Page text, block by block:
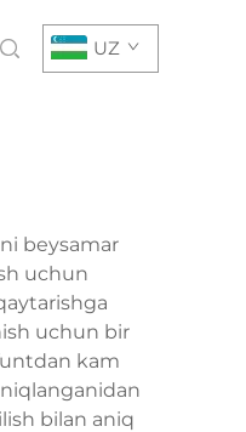
UZ
beysamar
uchun
uchun bir
kam
bilan aniq